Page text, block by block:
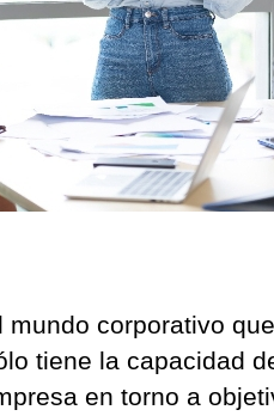
mundo corporativo
tiene la capacidad
en torno a